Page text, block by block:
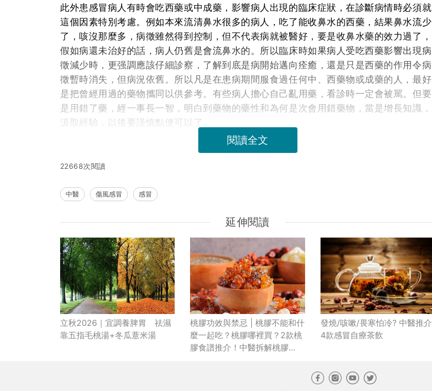
此外患感冒病人有時會吃西藥或中成藥，影響病人出現的臨床症狀，在診斷病情時必須就
這個因素特別考慮。例如本來流清鼻水很多的病人，吃了能收鼻水的西藥，結果鼻水流少
了，咳沒那麼多，病徵雖然得到控制，但不代表病就被醫好，要是收鼻水藥的效力過了，
假如病還未治好的話，病人仍舊是會流鼻水的。所以臨床時如果病人受吃西藥影響出現病
徵減少時，更强調應該仔細診察，了解到底是病開始邁向痊癒，還是只是西藥的作用令病
徵暫時消失，但病況依舊。所以凡是在患病期間服食過任何中、西藥物或成藥的人，最好
是把曾經用過的藥物攜同以供參考。有些病人擔心自己亂用藥，看診時一定會被駡。但要
是用錯了藥，經一事長一智，明白到藥物的藥性和為何是次會用錯藥物，當是增長知識，
汲取經驗，以後要謹慎點便可以了。
閱讀全文
22668次閱讀
中醫 傷風感冒 感冒
延伸閱讀
立秋2026｜宜調養脾胃 祛濕
靠五指毛桃湯+冬瓜薏米湯
桃膠功效與禁忌 | 桃膠不能和什
麼一起吃？桃膠哪裡買？2款桃
膠食譜推介！中醫拆解桃膠
發燒/咳嗽/畏寒怕冷? 中醫推介
4款感冒自療茶飲